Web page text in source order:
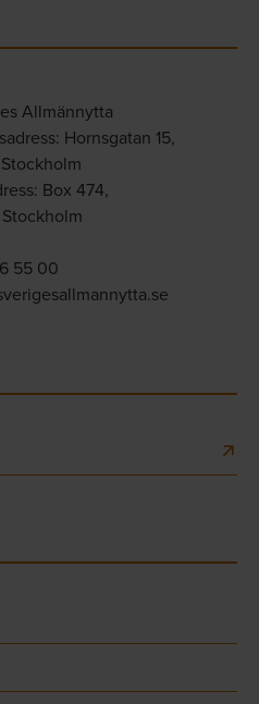
Allmännytta
Hornsgatan 15,
Stockholm
Box 474,
Stockholm
55 00